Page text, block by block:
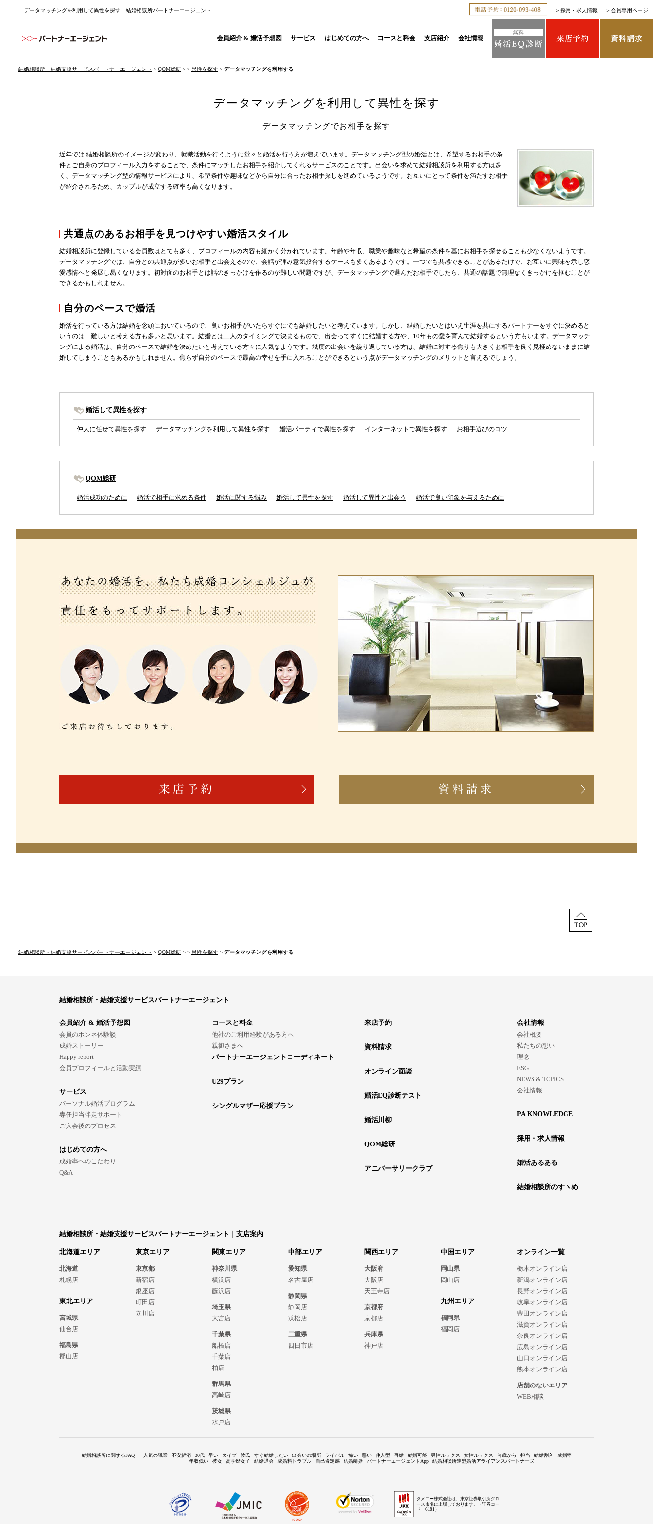
データマッチングを利用して異性を探す｜結婚相談所パートナーエージェント ＞ 採用・求人情報 ＞ 会員専用ページ
会員紹介 & 婚活予想図 サービス はじめての方へ コースと料金 支店紹介 会社情報
結婚相談所・結婚支援サービスパートナーエージェント > QOM総研 > > 異性を探す > データマッチングを利用する
データマッチングを利用して異性を探す
データマッチングでお相手を探す
近年では 結婚相談所のイメージが変わり、就職活動を行うように堂々と 婚活を行う方が増えています。データマッチング型の婚活とは、希望するお相手の条
件とご自身のプロフィール入力をすることで、条件にマッチしたお相手を紹介してくれるサービスのことです。出会いを求めて結婚相談所を利用する方は多
く、データマッチング型の情報サービスにより、希望条件や趣味などから自分に合ったお相手探しを進めているようです。お互いにとって条件を満たすお相手
が紹介されるため、カップルが成立する確率も高くなります。
共通点のあるお相手を見つけやすい婚活スタイル
結婚相談所に登録している会員数はとても多く、プロフィールの内容も細かく分かれています。年齢や年収、職業や趣味など希望の条件を基にお相手を探せることも少なくないようです。
データマッチングでは、自分との共通点が多いお相手と出会えるので、会話が弾み意気投合するケースも多くあるようです。一つでも共感できることがあるだけで、お互いに興味を示し恋
愛感情へと発展し易くなります。初対面のお相手とは話のきっかけを作るのが難しい問題ですが、データマッチングで選んだお相手でしたら、共通の話題で無理なくきっかけを掴むことが
できるかもしれません。
自分のペースで婚活
婚活を行っている方は結婚を念頭においているので、良いお相手がいたらすぐにでも結婚したいと考えています。しかし、結婚したいとはいえ生涯を共にするパートナーをすぐに決めると
いうのは、難しいと考える方も多いと思います。結婚とは二人のタイミングで決まるもので、出会ってすぐに結婚する方や、10年もの愛を育んで結婚するという方もいます。データマッチ
ングによる婚活は、自分のペースで結婚を決めたいと考えている方々に人気なようです。幾度の出会いを繰り返している方は、結婚に対する焦りも大きくお相手を良く見極めないままに結
婚してしまうこともあるかもしれません。焦らず自分のペースで最高の幸せを手に入れることができるという点がデータマッチングのメリットと言えるでしょう。
婚活して異性を探す
仲人に任せて異性を探す データマッチングを利用して異性を探す 婚活パーティで異性を探す インターネットで異性を探す お相手選びのコツ
QOM総研
婚活成功のために 婚活で相手に求める条件 婚活に関する悩み 婚活して異性を探す 婚活して異性と出会う 婚活で良い印象を与えるために
結婚相談所・結婚支援サービスパートナーエージェント > QOM総研 > > 異性を探す > データマッチングを利用する
結婚相談所・結婚支援サービスパートナーエージェント
会員紹介 & 婚活予想図
会員のホンネ体験談
成婚ストーリー
Happy report
会員プロフィールと活動実績
サービス
パーソナル婚活プログラム
専任担当伴走サポート
ご入会後のプロセス
はじめての方へ
成婚率へのこだわり
Q&A
コースと料金
他社のご利用経験がある方へ
親御さまへ
パートナーエージェントコーディネート
U29プラン
シングルマザー応援プラン
来店予約
資料請求
オンライン面談
婚活EQ診断テスト
婚活川柳
QOM総研
アニバーサリークラブ
会社情報
会社概要
私たちの想い
理念
ESG
NEWS & TOPICS
会社情報
PA KNOWLEDGE
採用・求人情報
婚活あるある
結婚相談所のすヽめ
結婚相談所・結婚支援サービスパートナーエージェント｜支店案内
北海道エリア
北海道
札幌店
東北エリア
宮城県
仙台店
福島県
郡山店
東京エリア
東京都
新宿店
銀座店
町田店
立川店
関東エリア
神奈川県
横浜店
藤沢店
埼玉県
大宮店
千葉県
船橋店
千葉店
柏店
群馬県
高崎店
茨城県
水戸店
中部エリア
愛知県
名古屋店
静岡県
静岡店
浜松店
三重県
四日市店
関西エリア
大阪府
大阪店
天王寺店
京都府
京都店
兵庫県
神戸店
中国エリア
岡山県
岡山店
九州エリア
福岡県
福岡店
オンライン一覧
栃木オンライン店
新潟オンライン店
長野オンライン店
岐阜オンライン店
豊田オンライン店
滋賀オンライン店
奈良オンライン店
広島オンライン店
山口オンライン店
熊本オンライン店
店舗のないエリア
WEB相談
結婚相談所に関するFAQ： 人気の職業 不安解消 30代 早い タイプ 彼氏 すぐ結婚したい 出会いの場所 ライバル 怖い 悪い 仲人型 再婚 結婚可能 男性ルックス 女性ルックス 何歳から 担当 結婚割合
成婚率
年収低い
彼女 高学歴女子 結婚退会 成婚料トラブル 自己肯定感 結婚離婚 パートナーエージェントApp 結婚相談所連盟婚活アライアンスパートナーズ
タメニー株式会社は、東京証券取引所グロ
ース市場に上場しております。（証券コー
ド：6181）